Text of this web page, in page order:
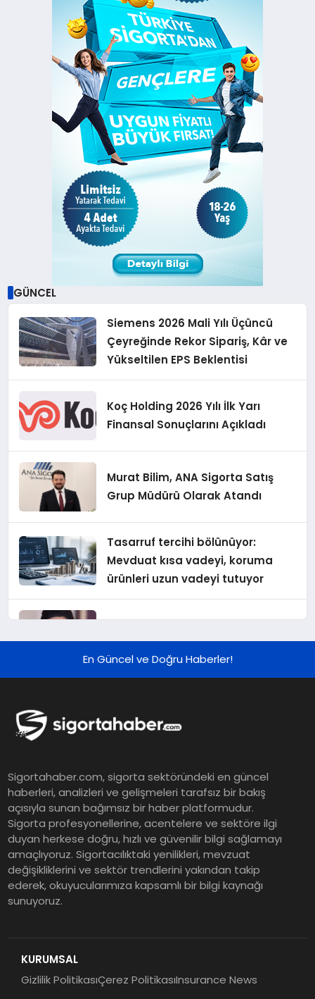
GÜNCEL
Siemens 2026 Mali Yılı Üçüncü
Çeyreğinde Rekor Sipariş, Kâr ve
Yükseltilen EPS Beklentisi
Koç Holding 2026 Yılı İlk Yarı
Finansal Sonuçlarını Açıkladı
Murat Bilim, ANA Sigorta Satış
Grup Müdürü Olarak Atandı
Tasarruf tercihi bölünüyor:
Mevduat kısa vadeyi, koruma
ürünleri uzun vadeyi tutuyor
Sonuçları
Sonuçlarını Açıkladı
Araştırması: Yapay Zekâ Destekli
Tehditler ve Kurumsal
Dayanıklılık
Sigorta Mobil İzmir Bölge
Müdürlüğü Faaliyete Başladı
Koç Holding 2026 Yılının İlk
En Güncel ve Doğru Haberler!
Sigortahaber.com, sigorta sektöründeki en güncel
haberleri, analizleri ve gelişmeleri tarafsız bir bakış
açısıyla sunan bağımsız bir haber platformudur.
Sigorta profesyonellerine, acentelere ve sektöre ilgi
duyan herkese doğru, hızlı ve güvenilir bilgi sağlamayı
amaçlıyoruz. Sigortacılıktaki yenilikleri, mevzuat
değişikliklerini ve sektör trendlerini yakından takip
ederek, okuyucularımıza kapsamlı bir bilgi kaynağı
sunuyoruz.
KURUMSAL
Gizlilik PolitikasıÇerez PolitikasıInsurance News